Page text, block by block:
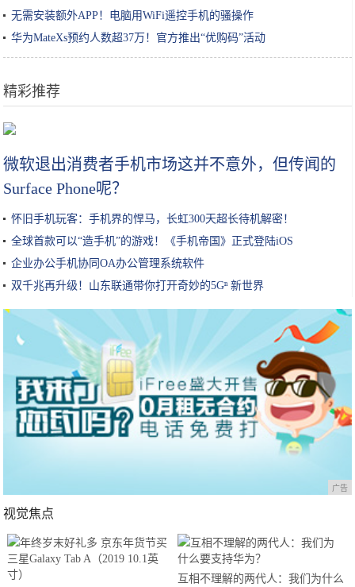
无需安装额外APP！电脑用WiFi遥控手机的骚操作
华为MateXs预约人数超37万！官方推出“优购码”活动
精彩推荐
微软退出消费者手机市场这并不意外，但传闻的
Surface Phone呢？
怀旧手机玩客：手机界的悍马，长虹300天超长待机解密！
全球首款可以“造手机”的游戏！《手机帝国》正式登陆iOS
企业办公手机协同OA办公管理系统软件
双千兆再升级！山东联通带你打开奇妙的5Gⁿ 新世界
广告
视觉焦点
互相不理解的两代人：我们为什么